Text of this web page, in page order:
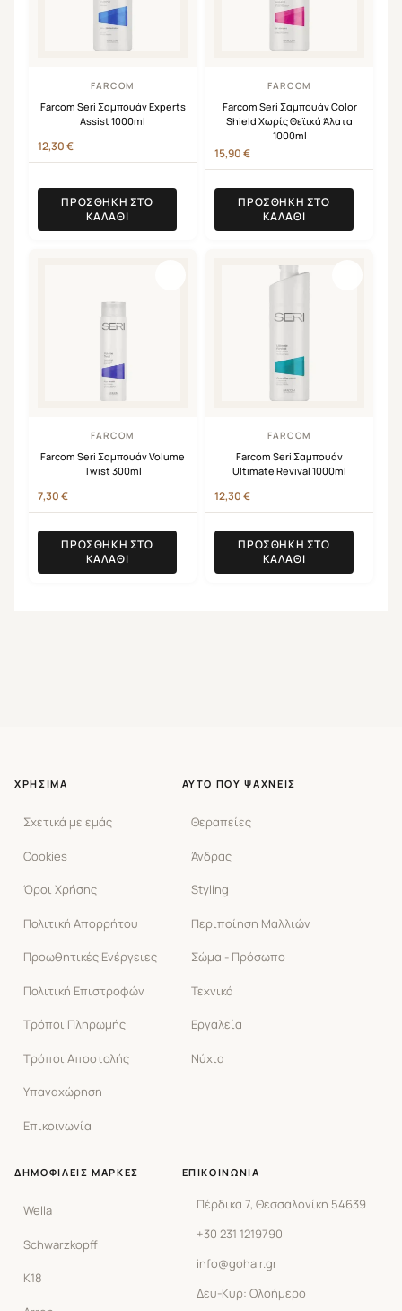
FARCOM
Farcom Seri Σαμπουάν Experts
Assist 1000ml
12,30€
ΠΡΟΣΘΉΚΗ ΣΤΟ
ΚΑΛΆΘΙ
FARCOM
Farcom Seri Σαμπουάν Color
Shield Χωρίς Θεϊικά Άλατα
1000ml
15,90€
ΠΡΟΣΘΉΚΗ ΣΤΟ
ΚΑΛΆΘΙ
FARCOM
Farcom Seri Σαμπουάν Volume
Twist 300ml
7,30€
ΠΡΟΣΘΉΚΗ ΣΤΟ
ΚΑΛΆΘΙ
FARCOM
Farcom Seri Σαμπουάν
Ultimate Revival 1000ml
12,30€
ΠΡΟΣΘΉΚΗ ΣΤΟ
ΚΑΛΆΘΙ
ΧΡΉΣΙΜΑ
Σχετικά με εμάς
Cookies
Όροι Χρήσης
Πολιτική Απορρήτου
Προωθητικές Ενέργειες
Πολιτική Επιστροφών
Τρόποι Πληρωμής
Τρόποι Αποστολής
Υπαναχώρηση
Επικοινωνία
ΑΥΤΌ ΠΟΥ ΨΆΧΝΕΙΣ
Θεραπείες
Άνδρας
Styling
Περιποίηση Μαλλιών
Σώμα - Πρόσωπο
Τεχνικά
Εργαλεία
Νύχια
ΔΗΜΟΦΙΛΕΊΣ ΜΆΡΚΕΣ
Wella
Schwarzkopff
K18
ΕΠΙΚΟΙΝΩΝΊΑ
Πέρδικα 7, Θεσσαλονίκη 54639
+30 231 1219790
info@gohair.gr
Δευ-Κυρ: Ολοήμερο